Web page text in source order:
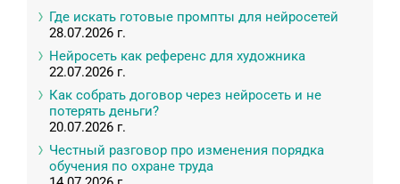
Где искать готовые промпты для нейросетей
28.07.2026 г.
Нейросеть как референс для художника
22.07.2026 г.
Как собрать договор через нейросеть и не
потерять деньги?
20.07.2026 г.
Честный разговор про изменения порядка
обучения по охране труда